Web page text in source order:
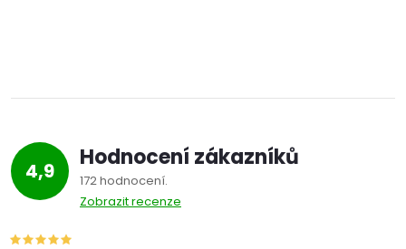
4,9 Hodnocení zákazníků
172 hodnocení
Zobrazit recenze